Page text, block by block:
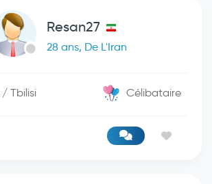
Resan27
28 ans, De L'Iran
Tbilisi Célibataire